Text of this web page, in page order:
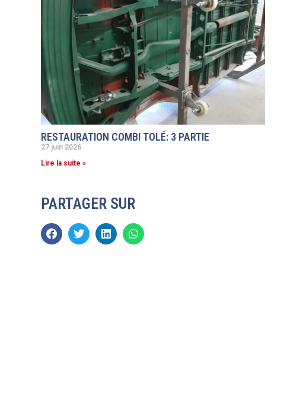
RESTAURATION COMBI TOLÉ: 3 PARTIE
27 juin 2026
Lire la suite »
PARTAGER SUR